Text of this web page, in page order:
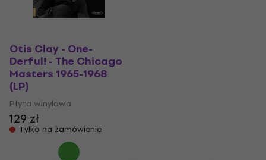
Otis Clay - One-
Derful! - The Chicago
Masters 1965-1968
(LP)
Płyta winylowa
129 zł
Tylko na zamówienie